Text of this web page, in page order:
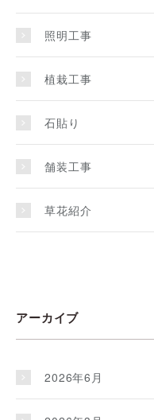
照明工事
植栽工事
石貼り
舗装工事
草花紹介
アーカイブ
2026年6月